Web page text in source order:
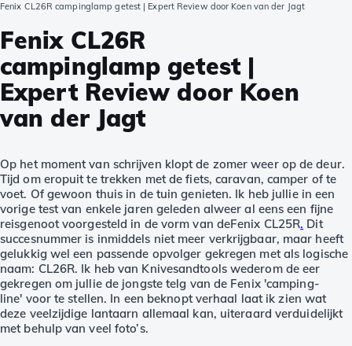
Fenix CL26R campinglamp getest | Expert Review door Koen van der Jagt
Fenix CL26R
campinglamp getest |
Expert Review door Koen
van der Jagt
Op het moment van schrijven klopt de zomer weer op de deur.
Tijd om eropuit te trekken met de fiets, caravan, camper of te
voet. Of gewoon thuis in de tuin genieten. Ik heb jullie in een
vorige test van enkele jaren geleden alweer al eens een fijne
reisgenoot voorgesteld in de vorm van deFenix CL25R. Dit
succesnummer is inmiddels niet meer verkrijgbaar, maar heeft
gelukkig wel een passende opvolger gekregen met als logische
naam: CL26R. Ik heb van Knivesandtools wederom de eer
gekregen om jullie de jongste telg van de Fenix 'camping-
line' voor te stellen. In een beknopt verhaal laat ik zien wat
deze veelzijdige lantaarn allemaal kan, uiteraard verduidelijkt
met behulp van veel foto’s.